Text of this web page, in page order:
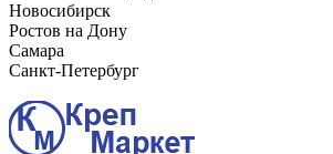
Новосибирск
Ростов на Дону
Самара
Санкт-Петербург